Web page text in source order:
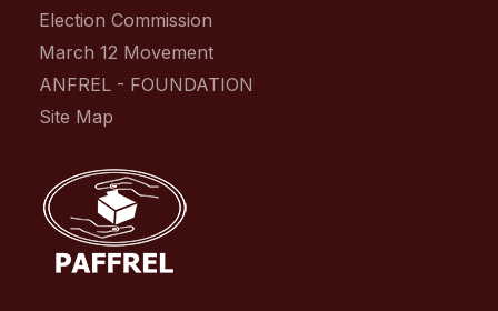
Election Commission
March 12 Movement
ANFREL - FOUNDATION
Site Map